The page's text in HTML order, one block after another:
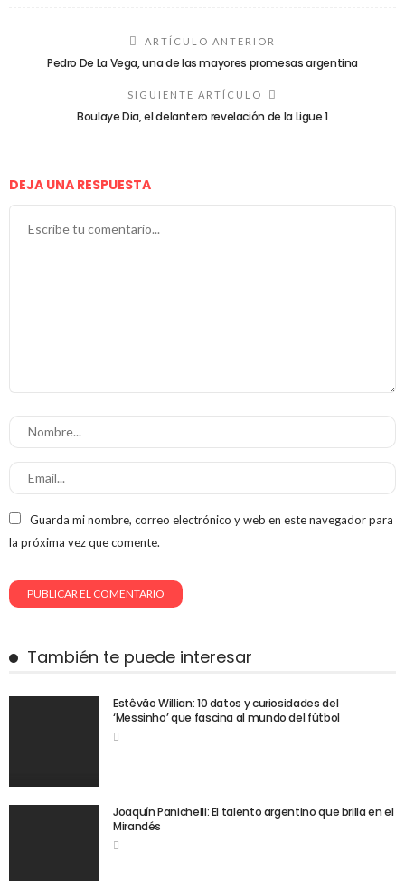
ARTÍCULO ANTERIOR
Pedro De La Vega, una de las mayores promesas argentina
SIGUIENTE ARTÍCULO
Boulaye Dia, el delantero revelación de la Ligue 1
DEJA UNA RESPUESTA
Guarda mi nombre, correo electrónico y web en este navegador para
la próxima vez que comente.
También te puede interesar
Estêvão Willian: 10 datos y curiosidades del
‘Messinho’ que fascina al mundo del fútbol
Joaquín Panichelli: El talento argentino que brilla en el
Mirandés